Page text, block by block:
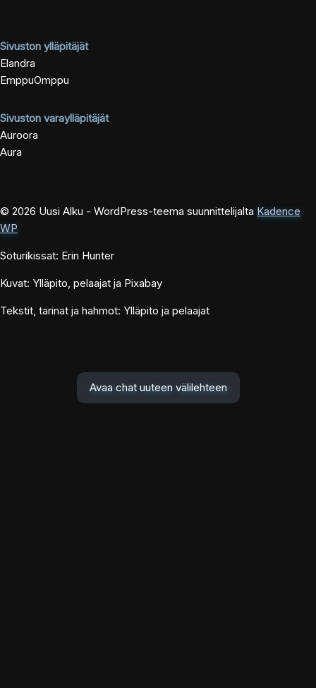
Sivuston ylläpitäjät
Elandra
EmppuOmppu
Sivuston varaylläpitäjät
Auroora
Aura
© 2026 Uusi Alku - WordPress-teema suunnittelijalta Kadence
WP
Soturikissat: Erin Hunter
Kuvat: Ylläpito, pelaajat ja Pixabay
Tekstit, tarinat ja hahmot: Ylläpito ja pelaajat
Avaa chat uuteen välilehteen